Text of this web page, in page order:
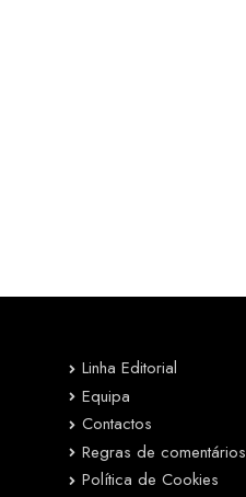
Linha Editorial
Equipa
Contactos
Regras de comentários
Política de Cookies